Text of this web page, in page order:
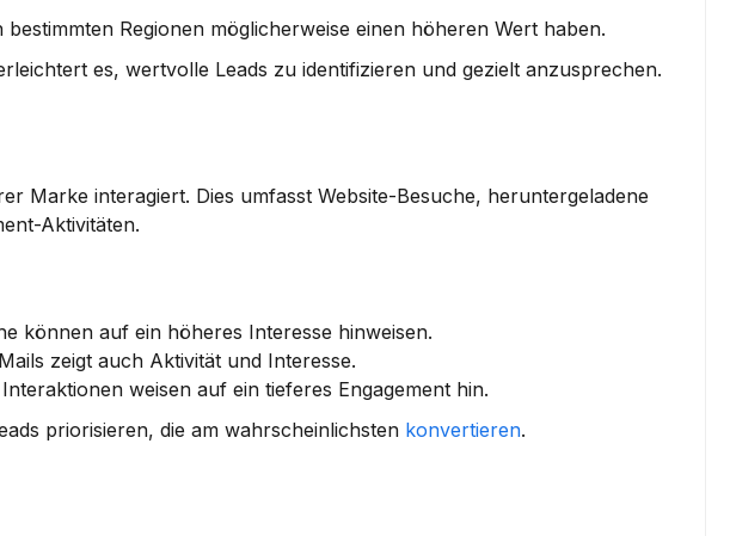
Regionen möglicherweise einen höheren Wert haben.
es, wertvolle Leads zu identifizieren und gezielt anzusprechen.
Marke interagiert. Dies umfasst Website-Besuche, heruntergeladene
Aktivitäten.
können auf ein höheres Interesse hinweisen.
zeigt auch Aktivität und Interesse.
Interaktionen weisen auf ein tieferes Engagement hin.
priorisieren, die am wahrscheinlichsten konvertieren.